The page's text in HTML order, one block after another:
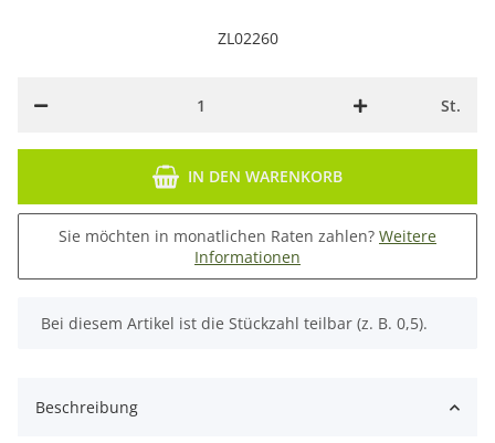
ZL02260
St.
IN DEN WARENKORB
Sie möchten in monatlichen Raten zahlen? Weitere
Informationen
x
Bei diesem Artikel ist die Stückzahl teilbar (z. B. 0,5).
Beschreibung